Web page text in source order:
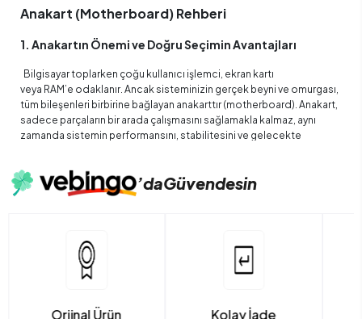
Anakart (Motherboard) Rehberi
1. Anakartın Önemi ve Doğru Seçimin Avantajları
Bilgisayar toplarken çoğu kullanıcı işlemci, ekran kartı
veya RAM’e odaklanır. Ancak sisteminizin gerçek beyni ve omurgası,
tüm bileşenleri birbirine bağlayan anakarttır (motherboard). Anakart,
sadece parçaların bir arada çalışmasını sağlamakla kalmaz, aynı
zamanda sistemin performansını, stabilitesini ve gelecekte
Doğru anakart seçimi, hem oyun performansınızı hem de
profesyonel iş yüklerinizi doğrudan etkiler. Örneğin yüksek hızlı
sahiptir. Ayrıca RGB aydınlatma ve soğutma çözümleri gibi ek
özellikler, kullanıcı deneyimini daha da artırır.
Bu rehberde,hem teknik detayları hem de Vebingo üzerinden
’daGüvendesin
Orjinal Ürün Kolay İade